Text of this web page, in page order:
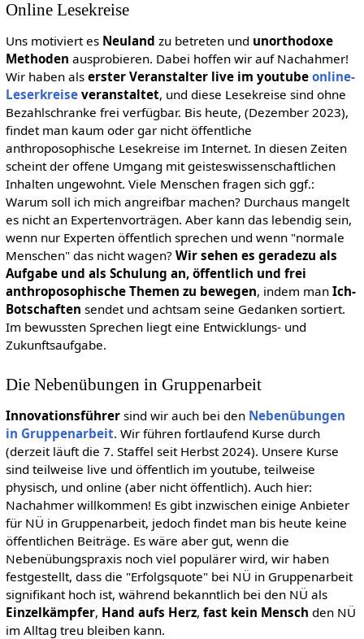
Online Lesekreise
Uns motiviert es Neuland zu betreten und unorthodoxe
Methoden ausprobieren. Dabei hoffen wir auf Nachahmer!
Wir haben als erster Veranstalter live im youtube online-
Leserkreiseveranstaltet, und diese Lesekreise sind ohne
Bezahlschranke frei verfügbar. Bis heute, (Dezember 2023),
findet man kaum oder gar nicht öffentliche
anthroposophische Lesekreise im Internet. In diesen Zeiten
scheint der offene Umgang mit geisteswissenschaftlichen
Inhalten ungewohnt. Viele Menschen fragen sich ggf.:
Warum soll ich mich angreifbar machen? Durchaus mangelt
es nicht an Expertenvorträgen. Aber kann das lebendig sein,
wenn nur Experten öffentlich sprechen und wenn "normale
Menschen" das nicht wagen? Wir sehen es geradezu als
Aufgabe und als Schulung an, öffentlich und frei
anthroposophische Themen zu bewegen, indem man Ich-
Botschaften sendet und achtsam seine Gedanken sortiert.
Im bewussten Sprechen liegt eine Entwicklungs- und
Zukunftsaufgabe.
Die Nebenübungen in Gruppenarbeit
Innovationsführersind wir auch bei den Nebenübungen
in Gruppenarbeit. Wir führen fortlaufend Kurse durch
(derzeit läuft die 7. Staffel seit Herbst 2024). Unsere Kurse
sind teilweise live und öffentlich im youtube, teilweise
physisch, und online (aber nicht öffentlich). Auch hier:
Nachahmer willkommen! Es gibt inzwischen einige Anbieter
für NÜ in Gruppenarbeit, jedoch findet man bis heute keine
öffentlichen Beiträge. Es wäre aber gut, wenn die
Nebenübungspraxis noch viel populärer wird, wir haben
festgestellt, dass die "Erfolgsquote" bei NÜ in Gruppenarbeit
signifikant hoch ist, während bekanntlich bei den NÜ als
Einzelkämpfer, Hand aufs Herz, fast kein Mensch den NÜ
im Alltag treu bleiben kann.